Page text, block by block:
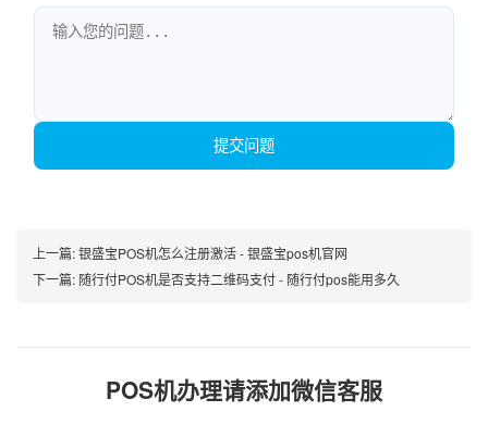
提交问题
上一篇:银盛宝POS机怎么注册激活 - 银盛宝pos机官网
下一篇: 随行付POS机是否支持二维码支付 - 随行付pos能用多久
POS机办理请添加微信客服